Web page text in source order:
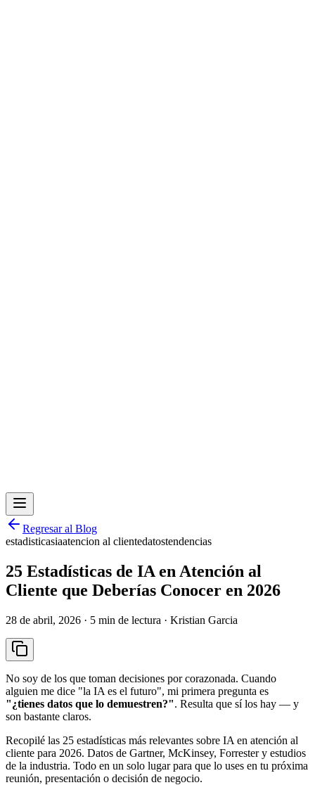
Regresar al Blog
estadisticasiaatencion al clientedatostendencias
25 Estadísticas de IA en Atención al
Cliente que Deberías Conocer en 2026
28 de abril, 2026 · 5 min de lectura · Kristian Garcia
No soy de los que toman decisiones por corazonada. Cuando
alguien me dice "la IA es el futuro", mi primera pregunta es
"¿tienes datos que lo demuestren?". Resulta que sí los hay — y
son bastante claros.
Recopilé las 25 estadísticas más relevantes sobre IA en atención al
cliente para 2026. Datos de Gartner, McKinsey, Forrester y estudios
de la industria. Todo en un solo lugar para que lo uses en tu próxima
reunión, presentación o decisión de negocio.